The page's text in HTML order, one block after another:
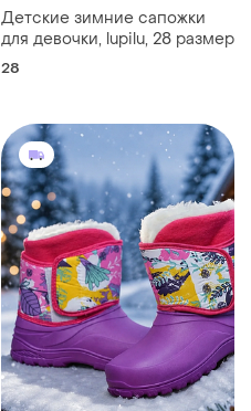
Детские зимние сапожки
для девочки, lupilu, 28 размер
28